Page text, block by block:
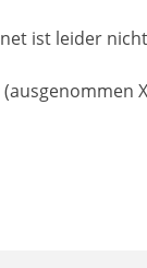
ist leider